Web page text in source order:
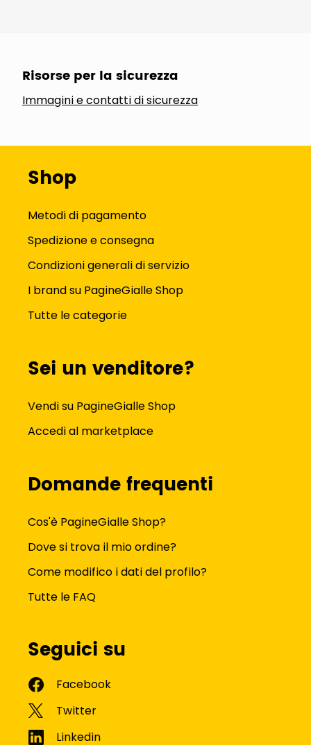
Risorse per la sicurezza
Immagini e contatti di sicurezza
Shop
Metodi di pagamento
Spedizione e consegna
Condizioni generali di servizio
I brand su PagineGialle Shop
Tutte le categorie
Sei un venditore?
Vendi su PagineGialle Shop
Accedi al marketplace
Domande frequenti
Cos'è PagineGialle Shop?
Dove si trova il mio ordine?
Come modifico i dati del profilo?
Tutte le FAQ
Seguici su